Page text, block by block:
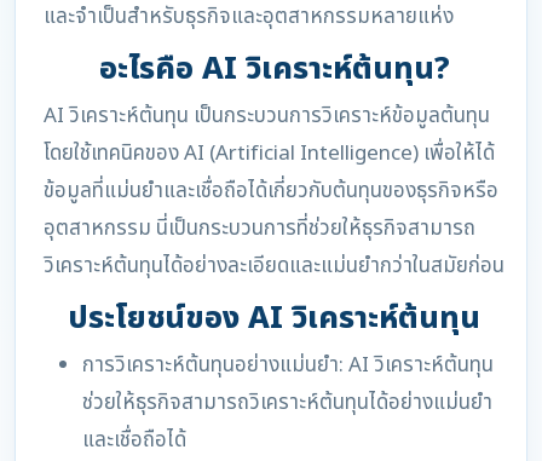
และจำเป็นสำหรับธุรกิจและอุตสาหกรรมหลายแห่ง
อะไรคือ AI วิเคราะห์ต้นทุน?
AI วิเคราะห์ต้นทุน เป็นกระบวนการวิเคราะห์ข้อมูลต้นทุน
โดยใช้เทคนิคของ AI (Artificial Intelligence) เพื่อให้ได้
ข้อมูลที่แม่นยำและเชื่อถือได้เกี่ยวกับต้นทุนของธุรกิจหรือ
อุตสาหกรรม นี่เป็นกระบวนการที่ช่วยให้ธุรกิจสามารถ
วิเคราะห์ต้นทุนได้อย่างละเอียดและแม่นยำกว่าในสมัยก่อน
ประโยชน์ของ AI วิเคราะห์ต้นทุน
การวิเคราะห์ต้นทุนอย่างแม่นยำ: AI วิเคราะห์ต้นทุน
ช่วยให้ธุรกิจสามารถวิเคราะห์ต้นทุนได้อย่างแม่นยำ
และเชื่อถือได้